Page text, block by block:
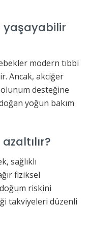
yaşayabilir
modern tıbbi
Ancak, akciğer
desteğine
yoğun bakım
sağlıklı
fiziksel
riskini
takviyeleri düzenli